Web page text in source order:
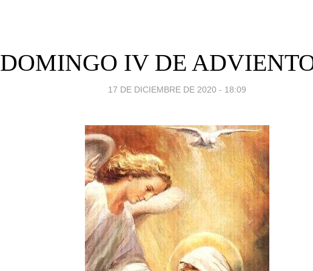
DOMINGO IV DE
17 DE DICIEMBRE DE 2020 - 18:09